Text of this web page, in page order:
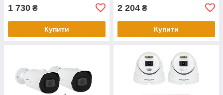
1 730 ₴
Купити
2 204 ₴
Купити